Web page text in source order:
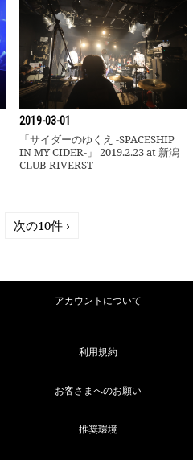
「サイダーのゆくえ -
2019-03-01
「サイダーのゆくえ -SPACESHIP
IN MY CIDER-」 2019.2.23 at 新潟
CLUB RIVERST
次の10件 ›
アカウントについて
利用規約
お客さまへのお願い
推奨環境